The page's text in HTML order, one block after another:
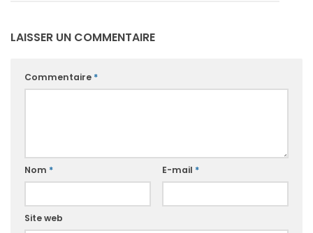
LAISSER UN COMMENTAIRE
Commentaire *
Nom * E-mail *
Site web